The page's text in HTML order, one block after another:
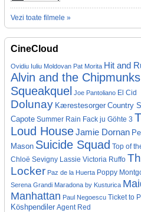
Vezi toate filmele »
CineCloud
Ovidiu Iuliu Moldovan Pat Morita Hit and
Alvin and the
Squeakquel Joe Pantoliano El Cid
Dolunay Kærestesorger Country
Capote Summer Rain Fack ju Göhte 3
Loud HouseJamie Dornan
Mason Suicide Squad Top of
Chloë Sevigny
Lassie Victoria Ruffo
Locker Paz de la Huerta Poppy
Serena Grandi Maradona by Kusturica
Manhattan Paul Negoescu Ticket to
Köshpendiler Agent Red